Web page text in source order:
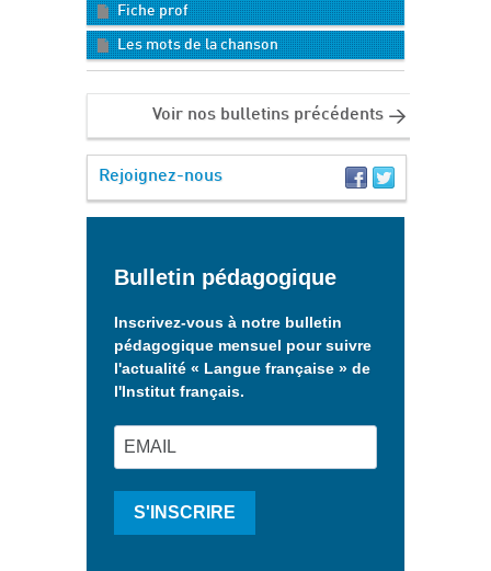
Fiche prof
Les mots de la chanson
Voir nos bulletins précédents
Rejoignez-nous
Bulletin pédagogique
Inscrivez-vous à notre bulletin
pédagogique mensuel pour suivre
l'actualité « Langue française » de
l'Institut français.
S'INSCRIRE